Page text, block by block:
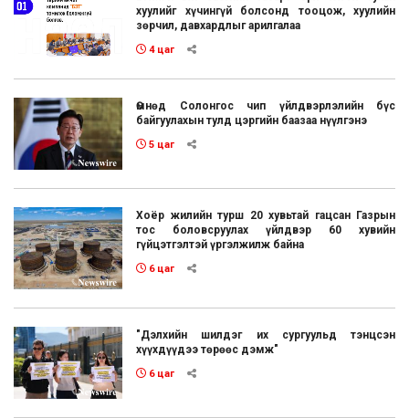
хуулийг хүчингүй болсонд тооцож, хуулийн
зөрчил, давхардлыг арилгалаа
4 цаг
Өмнөд Солонгос чип үйлдвэрлэлийн бүс
байгуулахын тулд цэргийн баазаа нүүлгэнэ
5 цаг
Хоёр жилийн турш 20 хувьтай гацсан Газрын
тос боловсруулах үйлдвэр 60 хувийн
гүйцэтгэлтэй үргэлжилж байна
6 цаг
"Дэлхийн шилдэг их сургуульд тэнцсэн
хүүхдүүдээ төрөөс дэмж"
6 цаг